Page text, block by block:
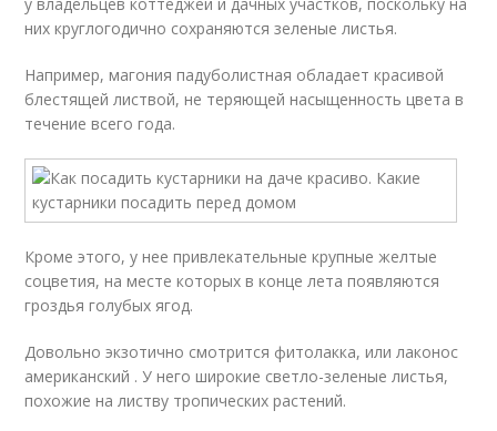
них круглогодично сохраняются зеленые листья.
Например, магония падуболистная обладает красивой
блестящей листвой, не теряющей насыщенность цвета в
течение всего года.
Кроме этого, у нее привлекательные крупные желтые
соцветия, на месте которых в конце лета появляются
гроздья голубых ягод.
Довольно экзотично смотрится фитолакка, или лаконос
американский . У него широкие светло-зеленые листья,
похожие на листву тропических растений.